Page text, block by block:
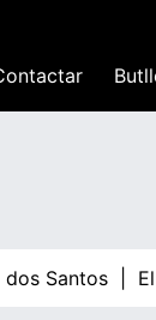
Santos |